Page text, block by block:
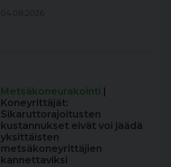
04.08.2026
Metsäkoneurakointi
Koneyrittäjät:
Sikaruttorajoitusten
kustannukset eivät voi jäädä
yksittäisten
metsäkoneyrittäjien
kannettaviksi